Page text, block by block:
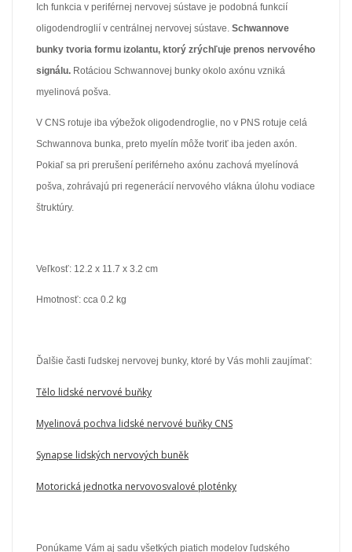
Ich funkcia v periférnej nervovej sústave je podobná funkcií
oligodendroglií v centrálnej nervovej sústave. Schwannove
bunky tvoria formu izolantu, ktorý zrýchľuje prenos nervového
signálu. Rotáciou Schwannovej bunky okolo axónu vzniká
myelinová pošva.
V CNS rotuje iba výbežok oligodendroglie, no v PNS rotuje celá
Schwannova bunka, preto myelín môže tvoriť iba jeden axón.
Pokiaľ sa pri prerušení periférneho axónu zachová myelínová
pošva, zohrávajú pri regenerácií nervového vlákna úlohu vodiace
štruktúry.
Veľkosť: 12.2 x 11.7 x 3.2 cm
Hmotnosť: cca 0.2 kg
Ďalšie časti ľudskej nervovej bunky, ktoré by Vás mohli zaujímať:
Tělo lidské nervové buňky
Myelinová pochva lidské nervové buňky CNS
Synapse lidských nervových buněk
Motorická jednotka nervovosvalové ploténky
Ponúkame Vám aj sadu všetkých piatich modelov ľudského